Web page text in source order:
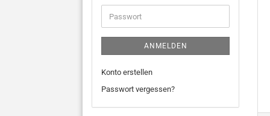
ANMELDEN
Konto erstellen
Passwort vergessen?